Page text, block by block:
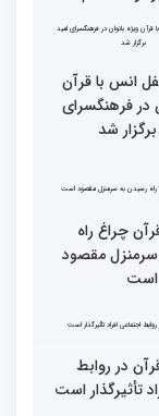
(بخش اول)
بداهه در
با
حاشیه های
مسابقات قرآن
با مساعدت
ستاد اجرایی
رفته/ اوقاف
توسعه علم